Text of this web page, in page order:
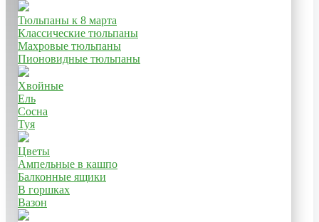
Тюльпаны к 8 марта
Классические тюльпаны
Махровые тюльпаны
Пионовидные тюльпаны
Хвойные
Ель
Сосна
Туя
Цветы
Ампельные в кашпо
Балконные ящики
В горшках
Вазон